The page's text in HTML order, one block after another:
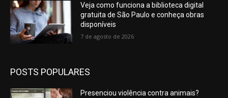
Veja como funciona a biblioteca digital
gratuita de São Paulo e conheça obras
disponíveis
7 de agosto de 2026
POSTS POPULARES
Presenciou violência contra animais?